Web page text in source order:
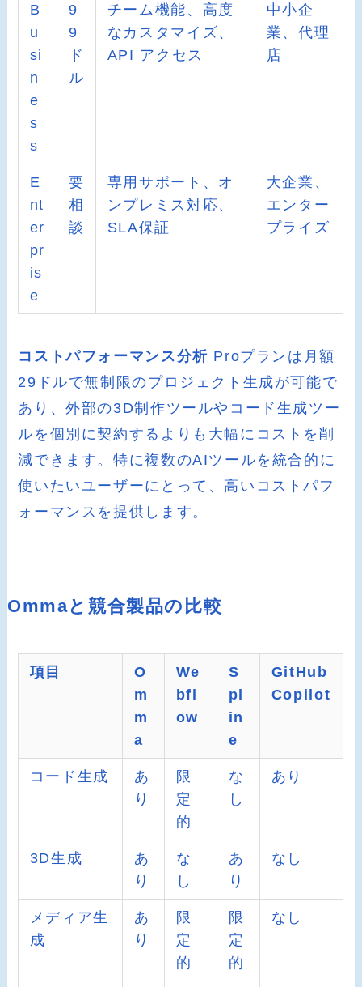
B
u
si
n
e
s
s
9
9
ド
ル
チーム機能、高度
なカスタマイズ、
API アクセス
中小企
業、代理
店
E
nt
er
pr
is
e
要
相
談
専用サポート、オ
ンプレミス対応、
SLA保証
大企業、
エンター
プライズ
コストパフォーマンス分析 Proプランは月額
29ドルで無制限のプロジェクト生成が可能で
あり、外部の3D制作ツールやコード生成ツー
ルを個別に契約するよりも大幅にコストを削
減できます。特に複数のAIツールを統合的に
使いたいユーザーにとって、高いコストパフ
ォーマンスを提供します。
Ommaと競合製品の比較
項目
O
m
m
a
We
bfl
ow
S
pl
in
e
GitHub
Copilot
コード生成
あ
り
限
定
的
な
し
あり
3D生成
あ
り
な
し
あ
り
なし
メディア生
成
あ
り
限
定
的
限
定
的
なし